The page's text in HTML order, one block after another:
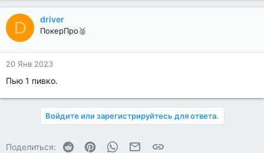
D driver
ПокерПро🥈
20 Янв 2023
Пью 1 пивко.
Войдите или зарегистрируйтесь для ответа.
Поделиться: Reddit PinterestWhatsAppЭлектронная почта
Ссылка